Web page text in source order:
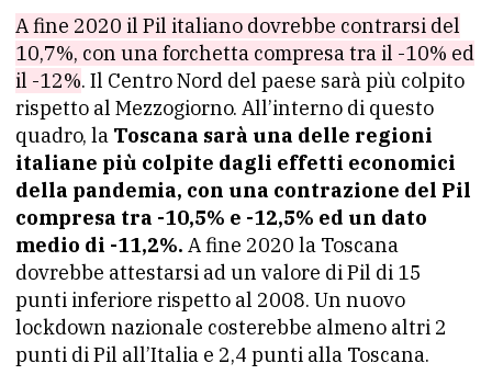
A fine 2020 il Pil italiano dovrebbe contrarsi del
10,7%, con una forchetta compresa tra il -10% ed
il -12%. Il Centro Nord del paese sarà più colpito
rispetto al Mezzogiorno. All’interno di questo
quadro, la Toscana sarà una delle regioni
italiane più colpite dagli effetti economici
della pandemia, con una contrazione del Pil
compresa tra -10,5% e -12,5% ed un dato
medio di -11,2%. A fine 2020 la Toscana
dovrebbe attestarsi ad un valore di Pil di 15
punti inferiore rispetto al 2008. Un nuovo
lockdown nazionale costerebbe almeno altri 2
punti di Pil all’Italia e 2,4 punti alla Toscana.